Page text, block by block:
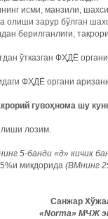
исми, манзили,
олиши зарур бўлган
берилганлиги,
ўтказган ФҲДЁ
ФҲДЁ органи
гувоҳнома шу
лозим.
5-банди «д» кичик
миқдорида (ВМнинг
Санжар
«Norma» МЧЖ